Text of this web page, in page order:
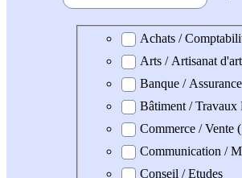
Domaine professionel
Achats /
Arts / Artisanat d'art
Banque /
Bâtiment / Travaux
Commerce / Vente
Communication /
Conseil / Etudes